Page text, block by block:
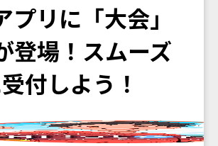
プリに「大会」
登場！スムーズ
付しよう！